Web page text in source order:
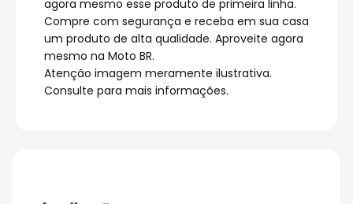
agora mesmo esse produto de primeira linha.
Compre com segurança e receba em sua casa
um produto de alta qualidade. Aproveite agora
mesmo na Moto BR.
Atenção imagem meramente ilustrativa.
Consulte para mais informações.